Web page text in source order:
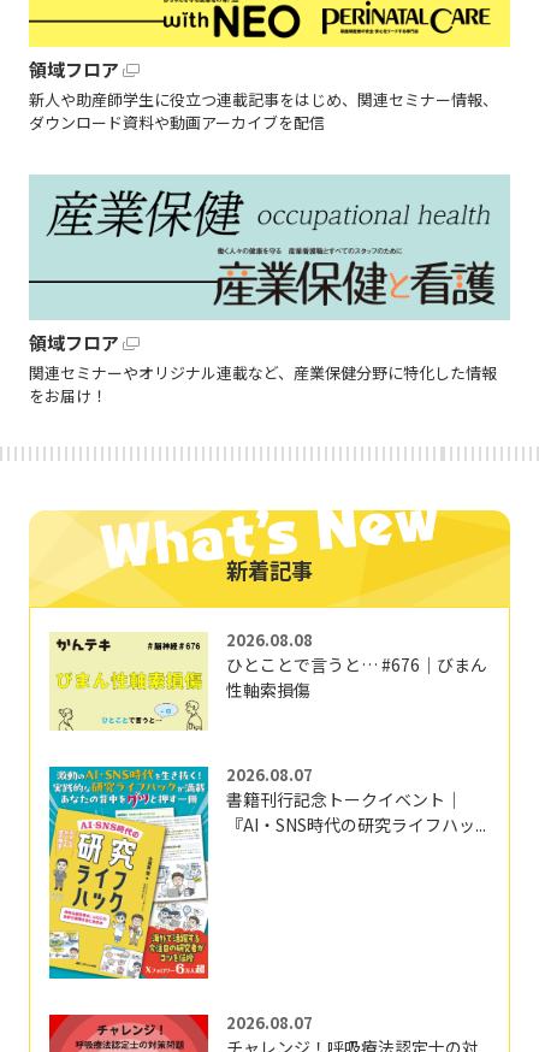
領域フロア
新人や助産師学生に役立つ連載記事をはじめ、関連セミナー情報、
ダウンロード資料や動画アーカイブを配信
領域フロア
関連セミナーやオリジナル連載など、産業保健分野に特化した情報
をお届け！
新着記事
2026.08.08
ひとことで言うと… #676｜びまん
性軸索損傷
2026.08.07
書籍刊行記念トークイベント｜
『AI・SNS時代の研究ライフハッ...
2026.08.07